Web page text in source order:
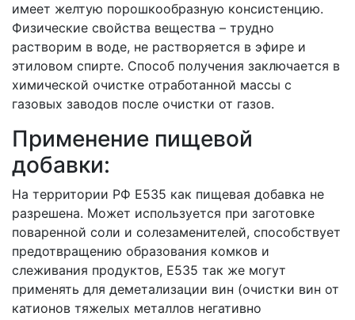
имеет желтую порошкообразную консистенцию.
Физические свойства вещества – трудно
растворим в воде, не растворяется в эфире и
этиловом спирте. Способ получения заключается в
химической очистке отработанной массы с
газовых заводов после очистки от газов.
Применение пищевой
добавки:
На территории РФ Е535 как пищевая добавка не
разрешена. Может используется при заготовке
поваренной соли и солезаменителей, способствует
предотвращению образования комков и
слеживания продуктов, Е535 так же могут
применять для деметализации вин (очистки вин от
катионов тяжелых металлов негативно